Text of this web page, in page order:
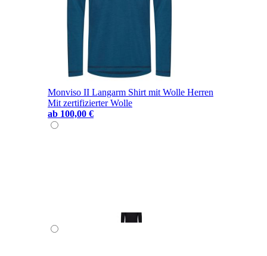
Monviso II Langarm Shirt mit Wolle Herren
Mit zertifizierter Wolle
ab 100,00 €